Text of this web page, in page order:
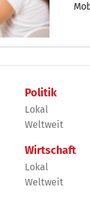
Politik
Lokal
Weltweit
Wirtschaft
Lokal
Weltweit